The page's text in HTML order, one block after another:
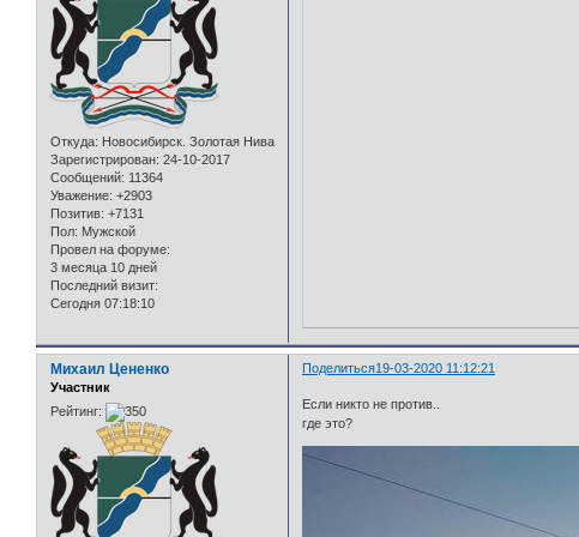
Откуда: Новосибирск. Золотая Нива
Зарегистрирован: 24-10-2017
Сообщений: 11364
Уважение: +2903
Позитив: +7131
Пол: Мужской
Провел на форуме:
3 месяца 10 дней
Последний визит:
Сегодня 07:18:10
Поделиться19-03-2020 11:12:21
Михаил Цененко
Участник
Рейтинг:
Если никто не против..
где это?